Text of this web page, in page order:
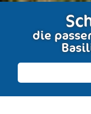
die